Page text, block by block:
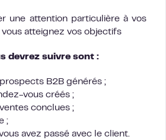
une attention particulière à vos
vous atteignez vos objectifs
devrez suivre sont :
B2B générés ;
vous créés ;
conclues ;
;
avez passé avec le client.